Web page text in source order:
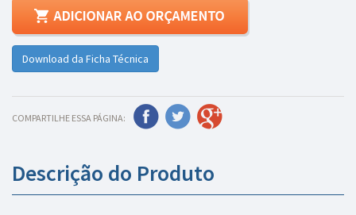
Download da Ficha Técnica
COMPARTILHE ESSA PÁGINA:
Descrição do Produto